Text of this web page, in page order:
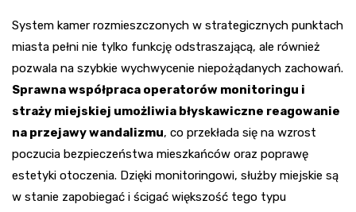
System kamer rozmieszczonych w strategicznych punktach
miasta pełni nie tylko funkcję odstraszającą, ale również
pozwala na szybkie wychwycenie niepożądanych zachowań.
Sprawna współpraca operatorów monitoringu i
straży miejskiej umożliwia błyskawiczne reagowanie
na przejawy wandalizmu, co przekłada się na wzrost
poczucia bezpieczeństwa mieszkańców oraz poprawę
estetyki otoczenia. Dzięki monitoringowi, służby miejskie są
w stanie zapobiegać i ścigać większość tego typu